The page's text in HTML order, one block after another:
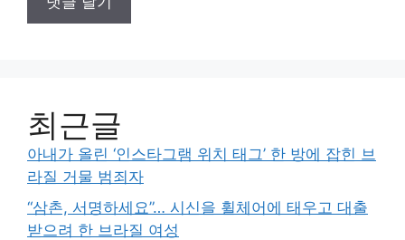
최근글
아내가 올린 ‘인스타그램 위치 태그’ 한 방에 잡힌 브
라질 거물 범죄자
“삼촌, 서명하세요”… 시신을 휠체어에 태우고 대출
받으려 한 브라질 여성